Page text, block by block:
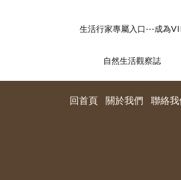
生活行家專屬入口---成為
自然生活觀察誌
回首頁 關於我們 聯絡我